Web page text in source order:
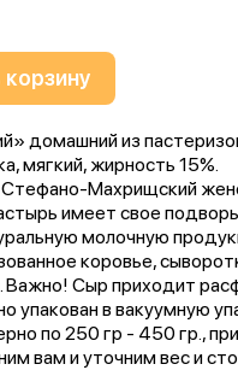
домашний из
мягкий, жирность 15%.
Махрищский
имеет свое
молочную
коровье,
Важно! Сыр приходит
упакован в вакуумную
по 250 гр - 450 гр.,
вам и уточним вес и